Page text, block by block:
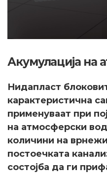
Акумулација на
Нидапласт
карактеристична
применуваат при
на атмосферски
количини на
постоечката
состојба да ги